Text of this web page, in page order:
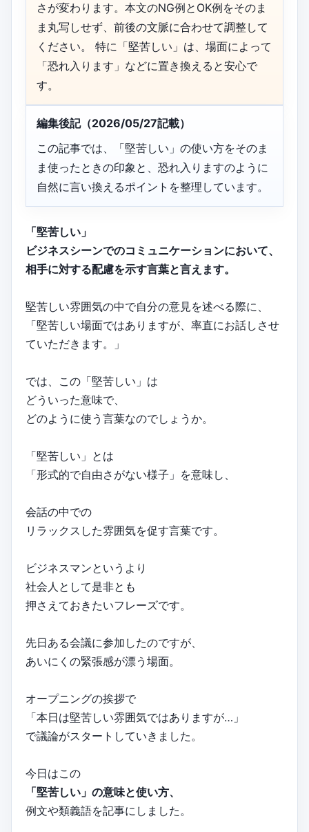
さが変わります。本文のNG例とOK例をそのま
ま丸写しせず、前後の文脈に合わせて調整して
ください。 特に「堅苦しい」は、場面によって
「恐れ入ります」などに置き換えると安心で
す。
編集後記（2026/05/27記載）
この記事では、「堅苦しい」の使い方をそのま
ま使ったときの印象と、恐れ入りますのように
自然に言い換えるポイントを整理しています。
「堅苦しい」
ビジネスシーンでのコミュニケーションにおいて、
相手に対する配慮を示す言葉と言えます。
堅苦しい雰囲気の中で自分の意見を述べる際に、
「堅苦しい場面ではありますが、率直にお話しさせ
ていただきます。」
では、この「堅苦しい」は
どういった意味で、
どのように使う言葉なのでしょうか。
「堅苦しい」とは
「形式的で自由さがない様子」を意味し、
会話の中での
リラックスした雰囲気を促す言葉です。
ビジネスマンというより
社会人として是非とも
押さえておきたいフレーズです。
先日ある会議に参加したのですが、
あいにくの緊張感が漂う場面。
オープニングの挨拶で
「本日は堅苦しい雰囲気ではありますが…」
で議論がスタートしていきました。
今日はこの
「堅苦しい」の意味と使い方、
例文や類義語を記事にしました。